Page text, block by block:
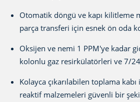
Otomatik döngü ve kapı kilitleme
parça transferi için esnek ön oda
Oksijen ve nemi 1 PPM'ye kadar
kolonlu gaz resirkülatörleri ve 7/24
Kolayca çıkarılabilen toplama
reaktif malzemeleri güvenli bir